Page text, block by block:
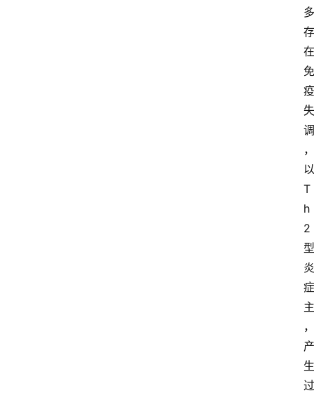
多
存
在
免
疫
失
调
，
以
T
h
2
型
炎
症
主
，
产
生
过